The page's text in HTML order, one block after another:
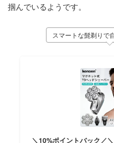
掴んでいるようです。
スマートな髭剃りで
＼10%ポイントバック／